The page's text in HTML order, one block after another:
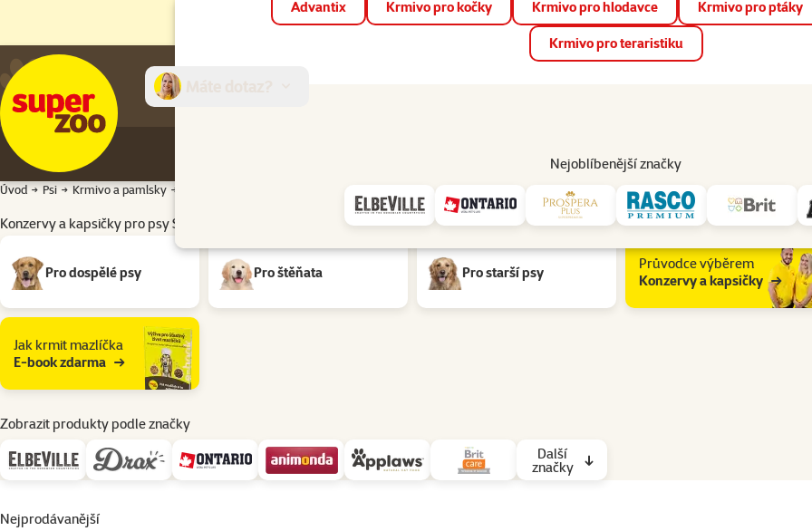
📱 Stáhněte si novou aplikaci Super zoo.Více informací
Advantix Krmivo pro kočky Krmivo pro hlodavce Krmivo pro ptáky
Krmivo pro teraristiku
Nejoblíbenější značky
Prodejny Služby
Úvod Psi Krmivo a pamlsky
Konzervy a kapsičky pro psy Složení: Telecí maso
Pro dospělé psy
Pro štěňata Pro starší psy
Průvodce výběrem
Konzervy a kapsičky
Jak krmit mazlíčka
E-book zdarma
Zobrazit produkty podle značky
Další
značky
Nejprodávanější